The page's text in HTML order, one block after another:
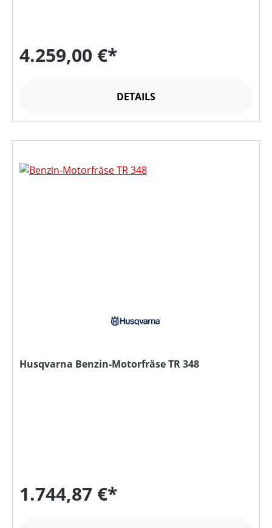
4.259,00 €*
DETAILS
Husqvarna Benzin-Motorfräse TR 348
1.744,87 €*